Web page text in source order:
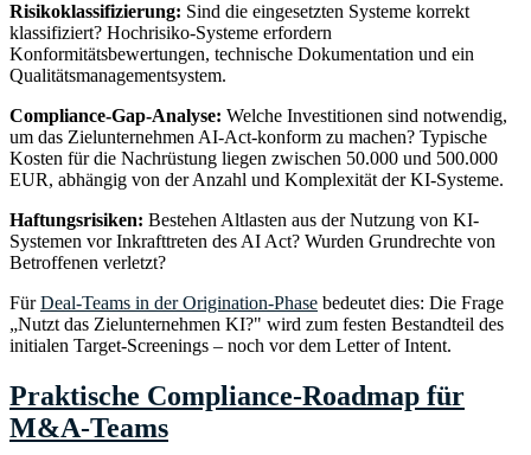
Risikoklassifizierung: Sind die eingesetzten Systeme korrekt
klassifiziert? Hochrisiko-Systeme erfordern
Konformitätsbewertungen, technische Dokumentation und ein
Qualitätsmanagementsystem.
Compliance-Gap-Analyse: Welche Investitionen sind notwendig,
um das Zielunternehmen AI-Act-konform zu machen? Typische
Kosten für die Nachrüstung liegen zwischen 50.000 und 500.000
EUR, abhängig von der Anzahl und Komplexität der KI-Systeme.
Haftungsrisiken: Bestehen Altlasten aus der Nutzung von KI-
Systemen vor Inkrafttreten des AI Act? Wurden Grundrechte von
Betroffenen verletzt?
FürDeal-Teams in der Origination-Phase bedeutet dies: Die Frage
„Nutzt das Zielunternehmen KI?" wird zum festen Bestandteil des
initialen Target-Screenings – noch vor dem Letter of Intent.
Praktische Compliance-Roadmap für
M&A-Teams